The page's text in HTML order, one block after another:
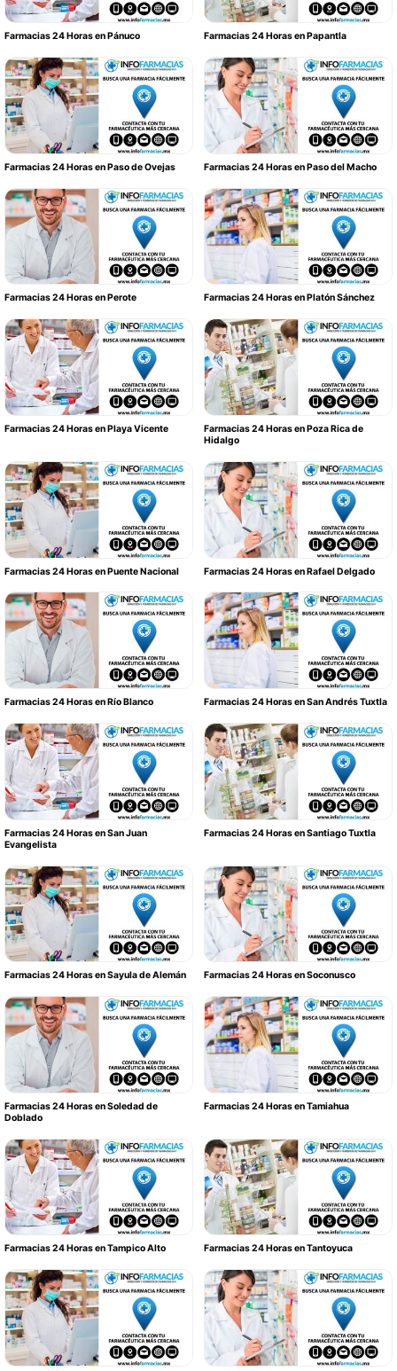
Farmacias 24 Horas en Pánuco Farmacias 24 Horas en Papantla
Farmacias 24 Horas en Paso de Ovejas Farmacias 24 Horas en Paso del Macho
Farmacias 24 Horas en Perote Farmacias 24 Horas en Platón Sánchez
Farmacias 24 Horas en Playa Vicente
Farmacias 24 Horas en Poza Rica de
Hidalgo
Farmacias 24 Horas en Puente Nacional Farmacias 24 Horas en Rafael Delgado
Farmacias 24 Horas en Río Blanco Farmacias 24 Horas en San Andrés Tuxtla
Farmacias 24 Horas en San Juan
Evangelista
Farmacias 24 Horas en Santiago Tuxtla
Farmacias 24 Horas en Sayula de Alemán Farmacias 24 Horas en Soconusco
Farmacias 24 Horas en Soledad de
Doblado
Farmacias 24 Horas en Tamiahua
Farmacias 24 Horas en Tampico Alto Farmacias 24 Horas en Tantoyuca